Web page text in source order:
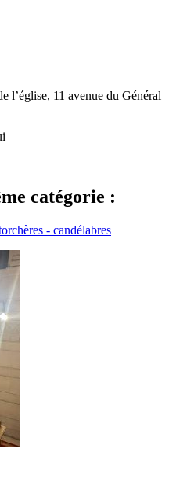
l’église, 11 avenue du Général
catégorie :
- candélabres